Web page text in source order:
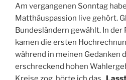
Am vergangenen Sonntag
Matthäuspassion live gehört.
Bundesländern gewählt. In der
kamen die ersten
während in meinen Gedanken
erschreckend hohen